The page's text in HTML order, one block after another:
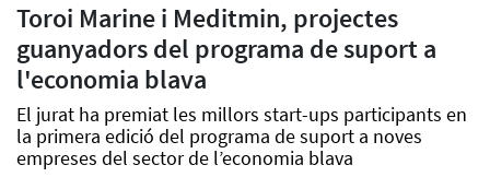
Toroi Marine i Meditmin, projectes
guanyadors del programa de suport a
l'economia blava
El jurat ha premiat les millors start-ups participants en
la primera edició del programa de suport a noves
empreses del sector de l’economia blava